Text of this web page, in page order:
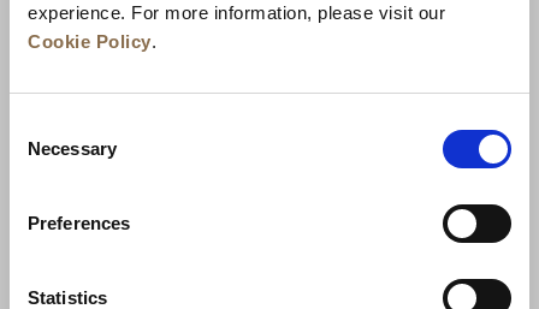
experience. For more information, please visit our
Cookie Policy.
Selection
Necessary
Preferences
Statistics